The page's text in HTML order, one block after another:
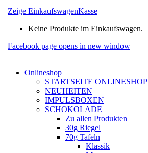
Zeige EinkaufswagenKasse
Keine Produkte im Einkaufswagen.
Facebook page opens in new window
|
Onlineshop
STARTSEITE ONLINESHOP
NEUHEITEN
IMPULSBOXEN
SCHOKOLADE
Zu allen Produkten
30g Riegel
70g Tafeln
Klassik